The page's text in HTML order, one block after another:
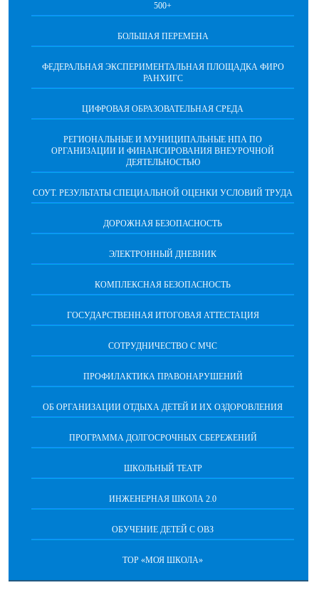
500+
БОЛЬШАЯ ПЕРЕМЕНА
ФЕДЕРАЛЬНАЯ ЭКСПЕРИМЕНТАЛЬНАЯ ПЛОЩАДКА ФИРО
РАНХИГС
ЦИФРОВАЯ ОБРАЗОВАТЕЛЬНАЯ СРЕДА
РЕГИОНАЛЬНЫЕ И МУНИЦИПАЛЬНЫЕ НПА ПО
ОРГАНИЗАЦИИ И ФИНАНСИРОВАНИЯ ВНЕУРОЧНОЙ
ДЕЯТЕЛЬНОСТЬЮ
СОУТ. РЕЗУЛЬТАТЫ СПЕЦИАЛЬНОЙ ОЦЕНКИ УСЛОВИЙ ТРУДА
ДОРОЖНАЯ БЕЗОПАСНОСТЬ
ЭЛЕКТРОННЫЙ ДНЕВНИК
КОМПЛЕКСНАЯ БЕЗОПАСНОСТЬ
ГОСУДАРСТВЕННАЯ ИТОГОВАЯ АТТЕСТАЦИЯ
CОТРУДНИЧЕСТВО С МЧС
ПРОФИЛАКТИКА ПРАВОНАРУШЕНИЙ
ОБ ОРГАНИЗАЦИИ ОТДЫХА ДЕТЕЙ И ИХ ОЗДОРОВЛЕНИЯ
ПРОГРАММА ДОЛГОСРОЧНЫХ СБЕРЕЖЕНИЙ
ШКОЛЬНЫЙ ТЕАТР
ИНЖЕНЕРНАЯ ШКОЛА 2.0
ОБУЧЕНИЕ ДЕТЕЙ С ОВЗ
ТОР «МОЯ ШКОЛА»